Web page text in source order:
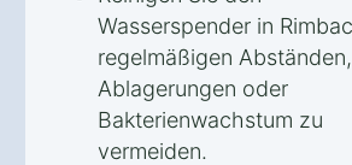
Wasserspender in
regelmäßigen
Ablagerungen oder
Bakterienwachstum zu
vermeiden.